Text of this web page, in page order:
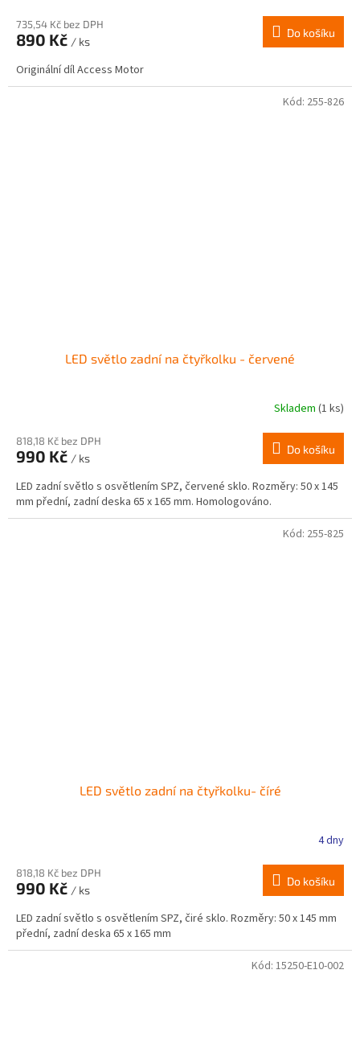
735,54 Kč bez DPH
890 Kč / ks
Do košíku
Originální díl Access Motor
LED světlo zadní na čtyřkolku - červené
Skladem (1 ks)
818,18 Kč bez DPH
990 Kč / ks
Do košíku
LED zadní světlo s osvětlením SPZ, červené sklo. Rozměry: 50 x 145
mm přední, zadní deska 65 x 165 mm. Homologováno.
Kód: 255-826
LED světlo zadní na čtyřkolku- číré
4 dny
818,18 Kč bez DPH
990 Kč / ks
Do košíku
LED zadní světlo s osvětlením SPZ, čiré sklo. Rozměry: 50 x 145 mm
přední, zadní deska 65 x 165 mm
Kód: 255-825
Kód: 15250-E10-002